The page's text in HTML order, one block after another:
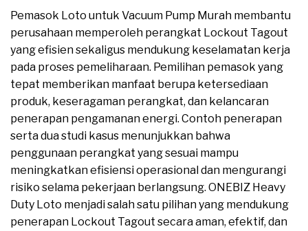
Pemasok Loto untuk Vacuum Pump Murah membantu
perusahaan memperoleh perangkat Lockout Tagout
yang efisien sekaligus mendukung keselamatan kerja
pada proses pemeliharaan. Pemilihan pemasok yang
tepat memberikan manfaat berupa ketersediaan
produk, keseragaman perangkat, dan kelancaran
penerapan pengamanan energi. Contoh penerapan
serta dua studi kasus menunjukkan bahwa
penggunaan perangkat yang sesuai mampu
meningkatkan efisiensi operasional dan mengurangi
risiko selama pekerjaan berlangsung. ONEBIZ Heavy
Duty Loto menjadi salah satu pilihan yang mendukung
penerapan Lockout Tagout secara aman, efektif, dan